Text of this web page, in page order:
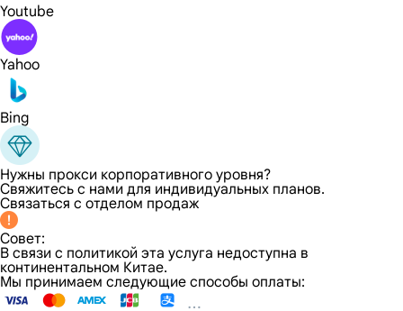
Youtube
Yahoo
Bing
Нужны прокси корпоративного уровня?
Свяжитесь с нами для индивидуальных планов.
Связаться с отделом продаж
Совет:
В связи с политикой эта услуга недоступна в
континентальном Китае.
Мы принимаем следующие способы оплаты: